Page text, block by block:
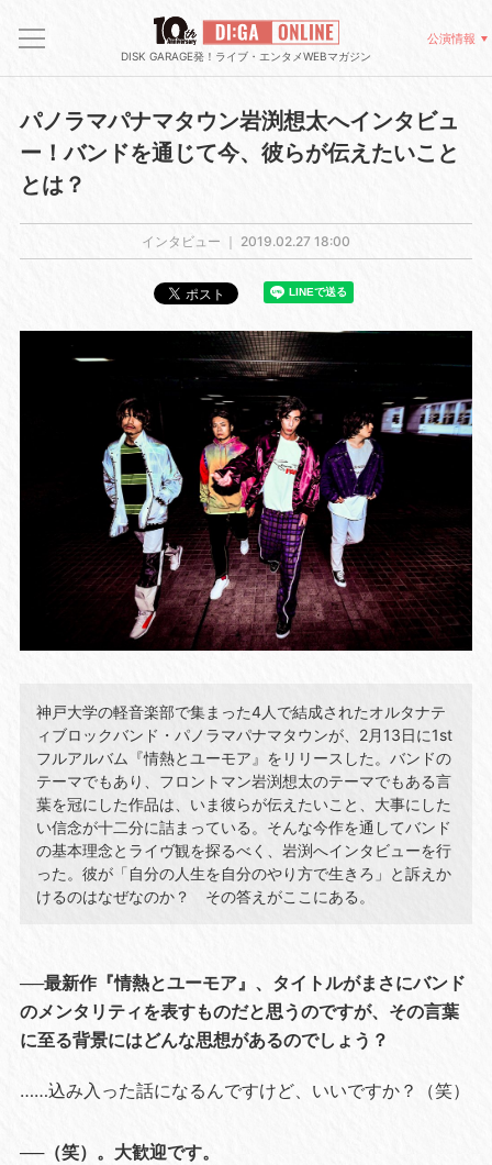
DISK GARAGE発！ライブ・エンタメWEBマガジン
公演情報
パノラマパナマタウン岩渕想太へインタビュ
ー！バンドを通じて今、彼らが伝えたいこと
とは？
インタビュー ｜ 2019.02.27 18:00
神戸大学の軽音楽部で集まった4人で結成されたオルタナテ
ィブロックバンド・パノラマパナマタウンが、2月13日に1st
フルアルバム『情熱とユーモア』をリリースした。バンドの
テーマでもあり、フロントマン岩渕想太のテーマでもある言
葉を冠にした作品は、いま彼らが伝えたいこと、大事にした
い信念が十二分に詰まっている。そんな今作を通してバンド
の基本理念とライヴ観を探るべく、岩渕へインタビューを行
った。彼が「自分の人生を自分のやり方で生きろ」と訴えか
けるのはなぜなのか？ その答えがここにある。
──最新作『情熱とユーモア』、タイトルがまさにバンド
のメンタリティを表すものだと思うのですが、その言葉
に至る背景にはどんな思想があるのでしょう？
……込み入った話になるんですけど、いいですか？（笑）
──（笑）。大歓迎です。